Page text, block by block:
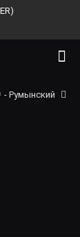
- Румынский